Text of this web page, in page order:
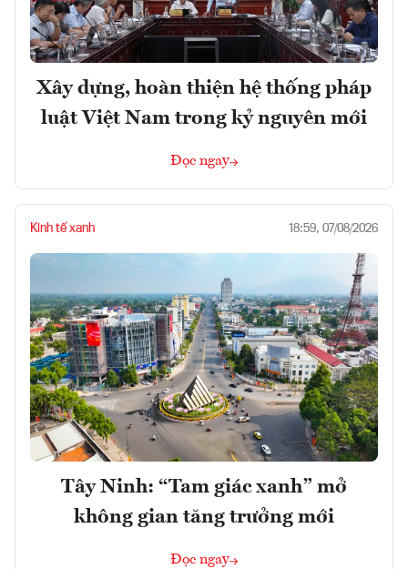
Xây dựng, hoàn thiện hệ thống pháp
luật Việt Nam trong kỷ nguyên mới
Đọc ngay
Kinh tế xanh 18:59, 07/08/2026
Tây Ninh: “Tam giác xanh” mở
không gian tăng trưởng mới
Đọc ngay